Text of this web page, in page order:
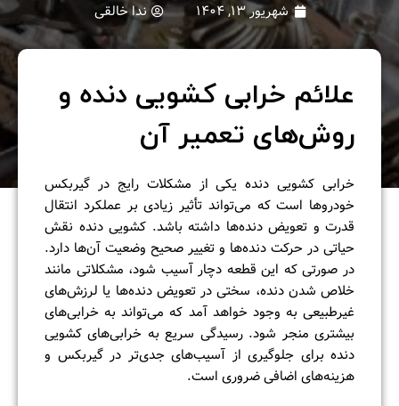
شهریور ۱۳, ۱۴۰۴ ندا خالقی
علائم خرابی کشویی دنده و
روش‌های تعمیر آن
خرابی کشویی دنده یکی از مشکلات رایج در گیربکس
خودروها است که می‌تواند تأثیر زیادی بر عملکرد انتقال
قدرت و تعویض دنده‌ها داشته باشد. کشویی دنده نقش
حیاتی در حرکت دنده‌ها و تغییر صحیح وضعیت آن‌ها دارد.
در صورتی که این قطعه دچار آسیب شود، مشکلاتی مانند
خلاص شدن دنده، سختی در تعویض دنده‌ها یا لرزش‌های
غیرطبیعی به وجود خواهد آمد که می‌تواند به خرابی‌های
بیشتری منجر شود. رسیدگی سریع به خرابی‌های کشویی
دنده برای جلوگیری از آسیب‌های جدی‌تر در گیربکس و
هزینه‌های اضافی ضروری است.